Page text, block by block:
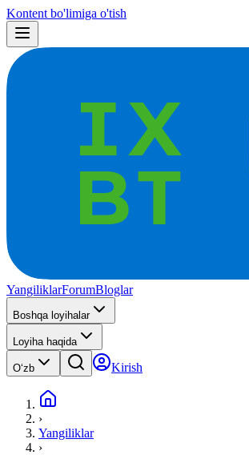
Kontent bo'limiga o'tish
YangiliklarForumBloglar
Boshqa loyihalar
Loyiha haqida
Oʻzb Kirish
›
Yangiliklar
›